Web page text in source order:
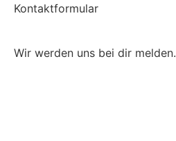
Kontaktformular
Wir werden uns bei dir melden.